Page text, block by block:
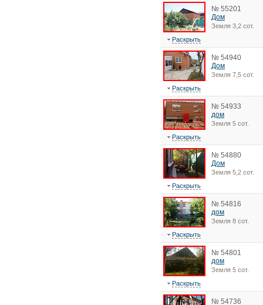
№ 55201
Дом
Земля 3,2 сот.
Раскрыть
№ 54940
Дом
Земля 7,5 сот.
Раскрыть
№ 54933
дом
Земля 5 сот.
Раскрыть
№ 54880
Дом
Земля 5,2 сот.
Раскрыть
№ 54816
дом
Земля 8 сот.
Раскрыть
№ 54801
дом
Земля 5 сот.
Раскрыть
№ 54736